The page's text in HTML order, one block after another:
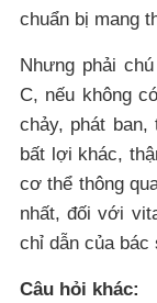
chuẩn bị mang
Nhưng phải
C, nếu không
chảy, phát
bất lợi khác,
cơ thể thông
nhất, đối với
chỉ dẫn của bác
Câu hỏi khác: